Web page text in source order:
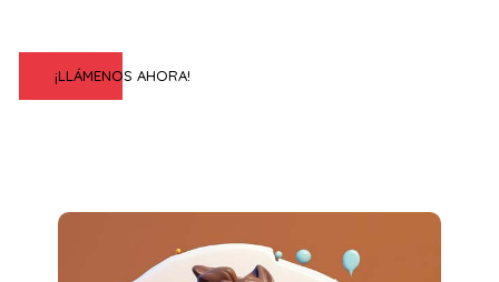
¡LLÁMENOS AHORA!